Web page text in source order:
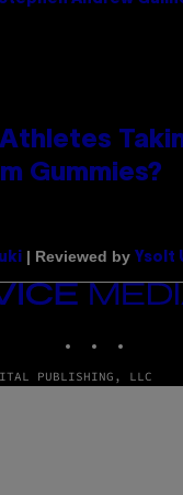
Gummies?
| Reviewed by Ysolt
PUBLISHING, LLC